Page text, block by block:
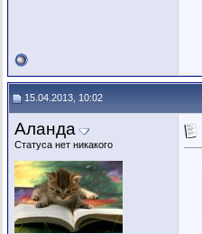
15.04.2013, 10:02
Аланда
Статуса нет никакого